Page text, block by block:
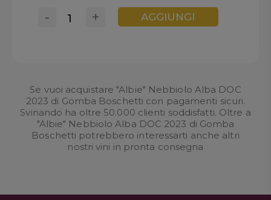
+
- AGGIUNGI
Se vuoi acquistare "Albie" Nebbiolo Alba DOC
2023 di Gomba Boschetti con pagamenti sicuri.
Svinando ha oltre 50.000 clienti soddisfatti. Oltre a
"Albie" Nebbiolo Alba DOC 2023 di Gomba
Boschetti potrebbero interessarti anche altri
nostrivini in pronta consegna